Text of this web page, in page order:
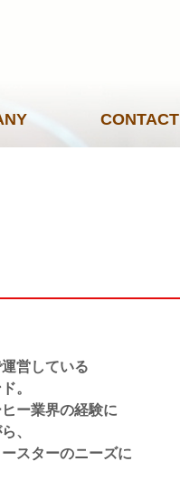
CONTACT
営している
。
ー業界の経験に
、
スターのニーズに